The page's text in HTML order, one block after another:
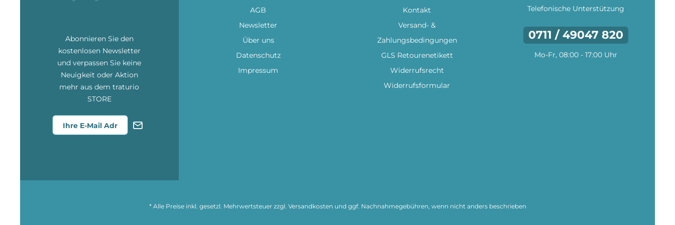
Telefonische Unterstützung
0711 / 49047 820
Mo-Fr, 08:00 - 17:00 Uhr
Kontakt
Versand- &
Zahlungsbedingungen
GLS Retourenetikett
Widerrufsrecht
Widerrufsformular
AGB
Newsletter
Über uns
Datenschutz
Impressum
Abonnieren Sie den
kostenlosen Newsletter
und verpassen Sie keine
Neuigkeit oder Aktion
mehr aus dem traturio
STORE
* Alle Preise inkl. gesetzl. Mehrwertsteuer zzgl. Versandkosten und ggf. Nachnahmegebühren, wenn nicht anders beschrieben